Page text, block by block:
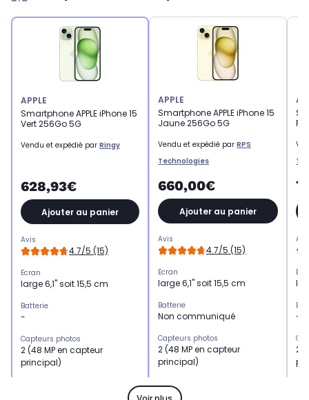
APPLE
Smartphone APPLE iPhone 15
Vert 256Go 5G
Vendu et expédié par Ringy
628,93€
Ajouter au panier
Avis
4.7/5 (15)
Ecran
large 6,1" soit 15,5 cm
Batterie
-
Capteurs photos
2 (48 MP en capteur
principal)
APPLE
Smartphone APPLE iPhone 15
Jaune 256Go 5G
Vendu et expédié par RPS
Technologies
660,00€
Ajouter au panier
Avis
4.7/5 (15)
Ecran
large 6,1" soit 15,5 cm
Batterie
Non communiqué
Capteurs photos
2 (48 MP en capteur
principal)
Mémoire RAM
Non communiqué
-
2